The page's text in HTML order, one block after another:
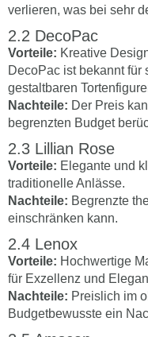
verlieren, was bei sehr
DecoPac
Vorteile: Kreative
DecoPac ist bekannt für
gestaltbaren
Nachteile: Der Preis
begrenzten Budget
Lillian Rose
Vorteile: Elegante und
traditionelle Anlässe.
Nachteile: Begrenzte
einschränken kann.
Lenox
Vorteile: Hochwertige
für Exzellenz und
Nachteile: Preislich im
Budgetbewusste ein